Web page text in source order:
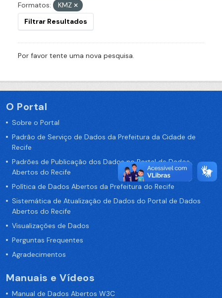
Formatos:
KMZ
Filtrar Resultados
Por favor tente uma nova pesquisa.
O Portal
Sobre o Portal
Padrão de Serviço de Dados da Prefeitura da Cidade de
Recife
Padrões de Publicação dos Dados no Portal de Dados
Abertos do Recife
Política de Dados Abertos da Prefeitura do Recife
Sistemática de Atualização de Dados do Portal de Dados
Abertos do Recife
Visualizações de Dados
Perguntas Frequentes
Agradecimentos
Manuais e Vídeos
Manual de Dados Abertos W3C